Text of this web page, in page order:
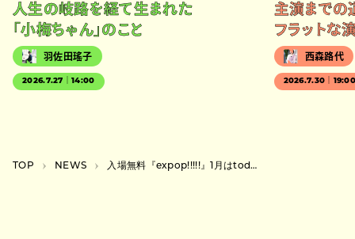
人生の岐路を経て生まれた
「小梅ちゃん」のこと
羽佐田瑤子
2026.7.27｜14:00
主演までの
フラットな
西森路代
2026.7.30｜
TOP NEWS 入場無料『expop!!!!!』1月はtoddle、鈴木実貴子ズ、SleepInside、Vegが出演